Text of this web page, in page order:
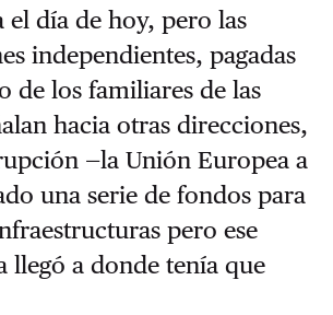
el día de hoy, pero las
independientes, pagadas
de los familiares de las
hacia otras direcciones,
—la Unión Europea a
una serie de fondos para
pero ese
llegó a donde tenía que